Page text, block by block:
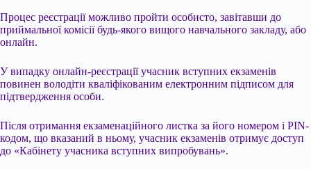
Процес реєстрації можливо пройти особисто, завітавши до
приймальної комісії будь-якого вищого навчального закладу, або
онлайн.
У випадку онлайн-реєстрації учасник вступних екзаменів
повинен володіти кваліфікованим електронним підписом для
підтвердження особи.
Після отримання екзаменаційного листка за його номером і РIN-
кодом, що вказаний в ньому, учасник екзаменів отримує доступ
до «Кабінету учасника вступних випробувань».